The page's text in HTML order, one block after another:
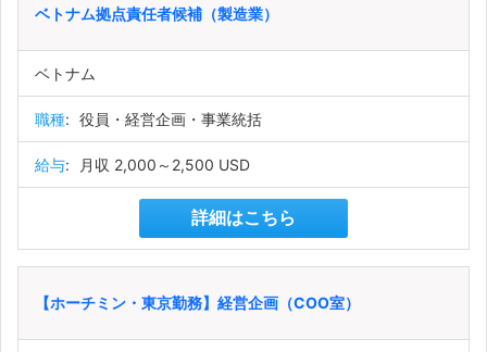
ベトナム拠点責任者候補（製造業）
ベトナム
職種: 役員・経営企画・事業統括
給与: 月収 2,000～2,500 USD
詳細はこちら
【ホーチミン・東京勤務】経営企画（COO室）